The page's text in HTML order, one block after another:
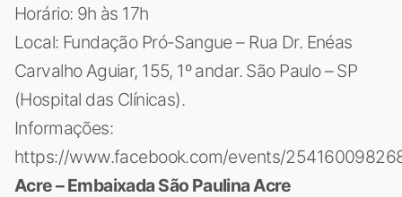
Horário: 9h às 17h
Local: Fundação Pró-Sangue – Rua Dr. Enéas
Carvalho Aguiar, 155, 1º andar. São Paulo – SP
(Hospital das Clínicas).
Informações:
https://www.facebook.com/events/
Acre – Embaixada São Paulina Acre